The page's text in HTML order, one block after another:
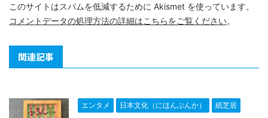
このサイトはスパムを低減するために Akismet を使っています。
コメントデータの処理方法の詳細はこちらをご覧ください。
関連記事
エンタメ 日本文化（にほんぶんか） 紙芝居